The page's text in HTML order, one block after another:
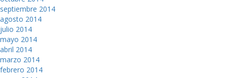
septiembre 2014
agosto 2014
julio 2014
mayo 2014
abril 2014
marzo 2014
febrero 2014